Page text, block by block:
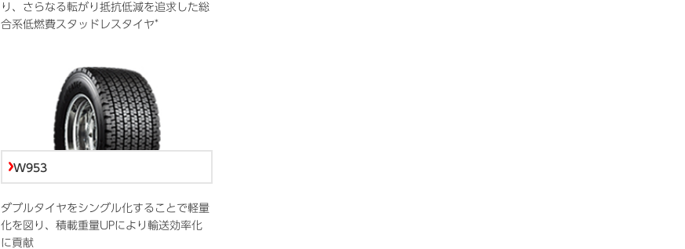
り、さらなる転がり抵抗低減を追求した総
合系低燃費スタッドレスタイヤ*
W953
ダブルタイヤをシングル化することで軽量
化を図り、積載重量UPにより輸送効率化
に貢献